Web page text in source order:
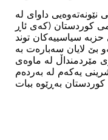
نێونەتەوەیی داوای لە
کوردستان (کەی ئاڕ
سیاسییەکان توند
بێ لایان سەبارەت بە
مێردمنداڵ لە ماوەی
ڕۆژی 9 و 10 ی تشرینی یەکەم لە بەردەم